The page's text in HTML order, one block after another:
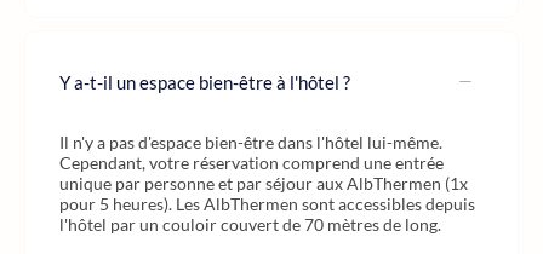
Y a-t-il un espace bien-être à l'hôtel ?
Il n'y a pas d'espace bien-être dans l'hôtel lui-même.
Cependant, votre réservation comprend une entrée
unique par personne et par séjour aux AlbThermen (1x
pour 5 heures). Les AlbThermen sont accessibles depuis
l'hôtel par un couloir couvert de 70 mètres de long.